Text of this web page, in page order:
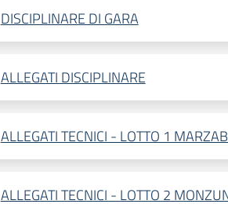
DISCIPLINARE DI GARA
ALLEGATI DISCIPLINARE
ALLEGATI TECNICI - LOTTO 1
ALLEGATI TECNICI - LOTTO 2